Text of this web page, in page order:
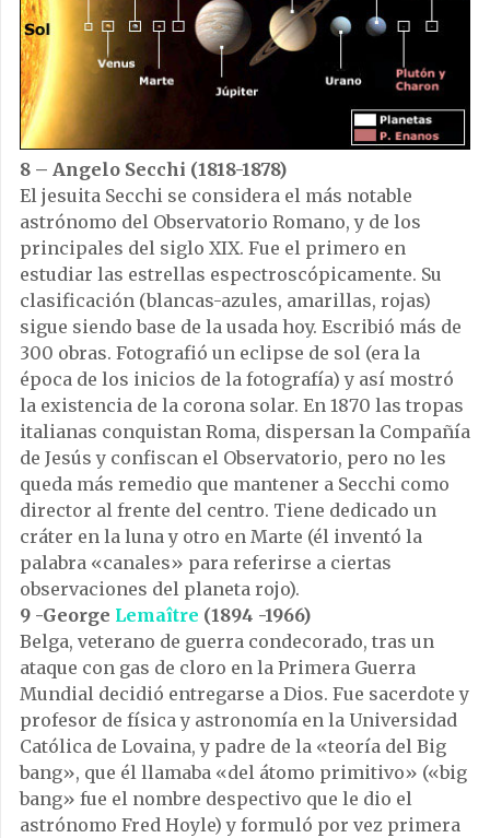
8 – Angelo Secchi (1818-1878)
El jesuita Secchi se considera el más notable
astrónomo del Observatorio Romano, y de los
principales del siglo XIX. Fue el primero en
estudiar las estrellas espectroscópicamente. Su
clasificación (blancas-azules, amarillas, rojas)
sigue siendo base de la usada hoy. Escribió más de
300 obras. Fotografió un eclipse de sol (era la
época de los inicios de la fotografía) y así mostró
la existencia de la corona solar. En 1870 las tropas
italianas conquistan Roma, dispersan la Compañía
de Jesús y confiscan el Observatorio, pero no les
queda más remedio que mantener a Secchi como
director al frente del centro. Tiene dedicado un
cráter en la luna y otro en Marte (él inventó la
palabra «canales» para referirse a ciertas
observaciones del planeta rojo).
9 -George Lemaître (1894 -1966)
Belga, veterano de guerra condecorado, tras un
ataque con gas de cloro en la Primera Guerra
Mundial decidió entregarse a Dios. Fue sacerdote y
profesor de física y astronomía en la Universidad
Católica de Lovaina, y padre de la «teoría del Big
bang», que él llamaba «del átomo primitivo» («big
bang» fue el nombre despectivo que le dio el
astrónomo Fred Hoyle) y formuló por vez primera